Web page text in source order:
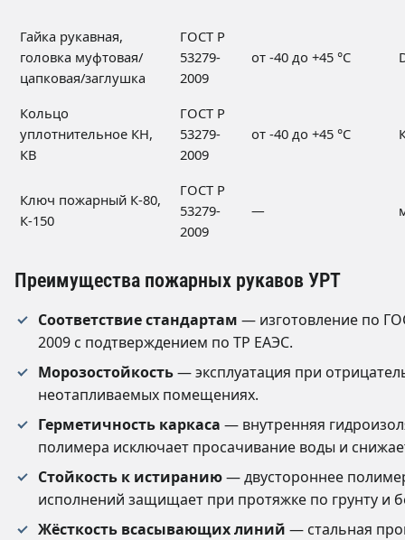
Гайка рукавная,
головка муфтовая/
цапковая/заглушка
ГОСТ Р
53279-
2009
от -40 до +45 °C
Кольцо
уплотнительное КН,
КВ
ГОСТ Р
53279-
2009
от -40 до +45 °C
Ключ пожарный К-80,
К-150
ГОСТ Р
53279-
2009
—
Преимущества пожарных рукавов УРТ
Соответствие стандартам — изготовление по
2009 с подтверждением по ТР ЕАЭС.
Морозостойкость— эксплуатация при
неотапливаемых помещениях.
Герметичность каркаса — внутренняя
полимера исключает просачивание воды и
Стойкость к истиранию— двустороннее
исполнений защищает при протяжке по грунту и
Жёсткость всасывающих линий — стальная